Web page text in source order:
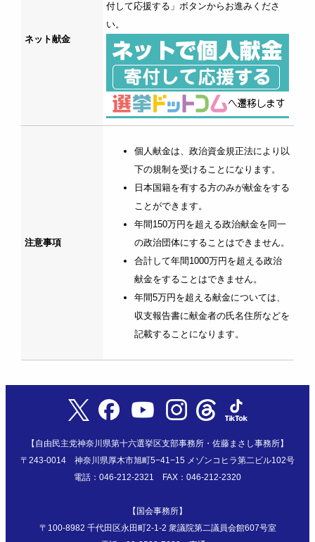
ネット献金
付して応援する」ボタンからお進みくださ
い。
注意事項
個人献金は、政治資金規正法により以
下の規制を受けることになります。
日本国籍を有する方のみが献金をする
ことができます。
年間150万円を超える政治献金を同一
の政治団体にすることはできません。
合計して年間1000万円を超える政治
献金をすることはできません。
年間5万円を超える献金については、
収支報告書に献金者の氏名住所などを
記載することになります。
【自由民主党神奈川県第十六選挙区支部事務所・佐藤まさし事務所】
〒243-0014 神奈川県厚木市旭町5−41−15 メゾンコヒラ第二ビル102号
電話：046-212-2321 FAX：046-212-2320
【国会事務所】
〒100-8982 千代田区永田町2-1-2 衆議院第二議員会館607号室